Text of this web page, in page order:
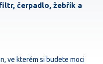
čerpadlo, žebřík a
ve kterém si budete moci